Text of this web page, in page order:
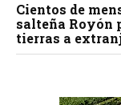
Cientos de
salteña Royón
tierras a